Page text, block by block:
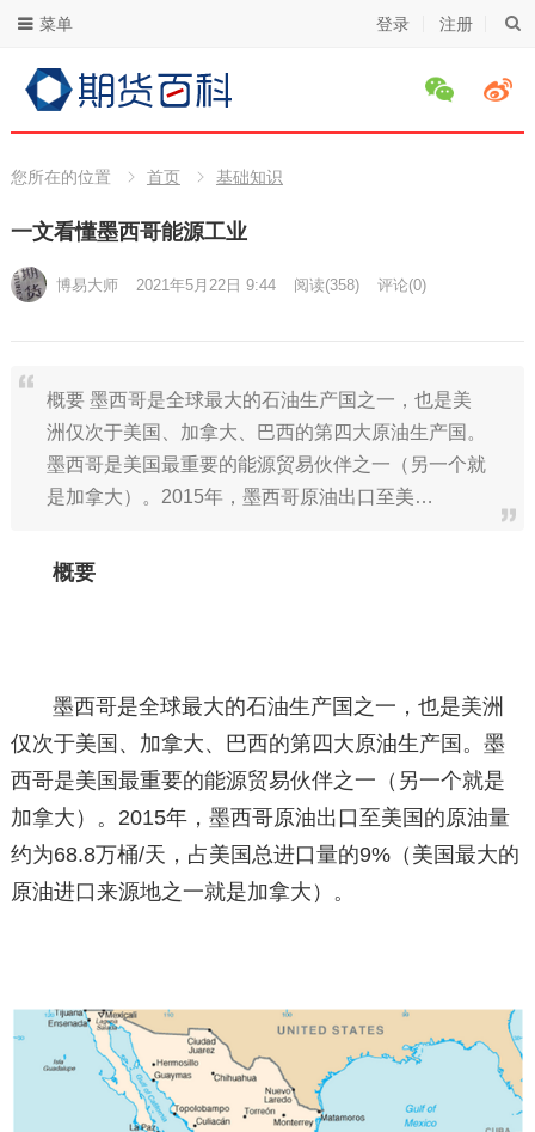
登录 注册
菜单
您所在的位置 首页 基础知识
一文看懂墨西哥能源工业
博易大师 2021年5月22日 9:44 阅读(358) 评论(0)
概要 墨西哥是全球最大的石油生产国之一，也是美
洲仅次于美国、加拿大、巴西的第四大原油生产国。
墨西哥是美国最重要的能源贸易伙伴之一（另一个就
是加拿大）。2015年，墨西哥原油出口至美…
概要
墨西哥是全球最大的石油生产国之一，也是美洲
仅次于美国、加拿大、巴西的第四大原油生产国。墨
西哥是美国最重要的能源贸易伙伴之一（另一个就是
加拿大）。2015年，墨西哥原油出口至美国的原油量
约为68.8万桶/天，占美国总进口量的9%（美国最大的
原油进口来源地之一就是加拿大）。